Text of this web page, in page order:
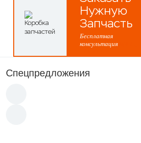
Нужную
Запчасть
Бесплатная
консультация
Спецпредложения